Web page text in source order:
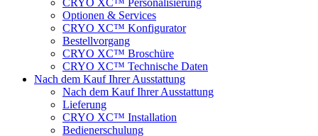
CRYO XC™ Personalisierung
Optionen & Services
CRYO XC™ Konfigurator
Bestellvorgang
CRYO XC™ Broschüre
CRYO XC™ Technische Daten
Nach dem Kauf Ihrer Ausstattung
Nach dem Kauf Ihrer Ausstattung
Lieferung
CRYO XC™ Installation
Bedienerschulung